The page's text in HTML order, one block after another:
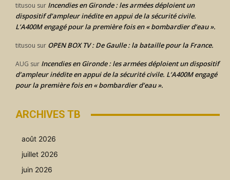
titusou sur Incendies en Gironde : les armées déploient un
dispositif d’ampleur inédite en appui de la sécurité civile.
L’A400M engagé pour la première fois en « bombardier d’eau ».
titusou sur OPEN BOX TV : De Gaulle : la bataille pour la France.
AUG sur Incendies en Gironde : les armées déploient un dispositif
d’ampleur inédite en appui de la sécurité civile. L’A400M engagé
pour la première fois en « bombardier d’eau ».
ARCHIVES TB
août 2026
juillet 2026
juin 2026